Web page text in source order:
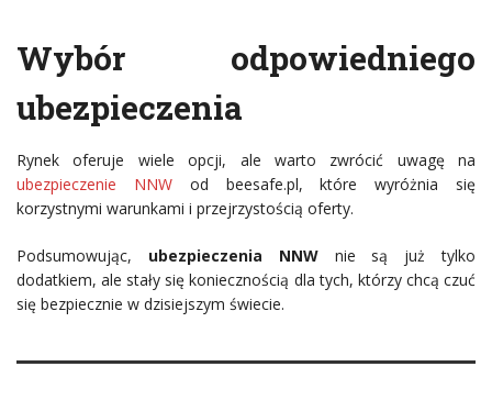
Wybór odpowiedniego
ubezpieczenia
Rynek oferuje wiele opcji, ale warto zwrócić uwagę na
ubezpieczenie NNWod beesafe.pl, które wyróżnia się
korzystnymi warunkami i przejrzystością oferty.
Podsumowując, ubezpieczenia NNWnie są już tylko
dodatkiem, ale stały się koniecznością dla tych, którzy chcą czuć
się bezpiecznie w dzisiejszym świecie.